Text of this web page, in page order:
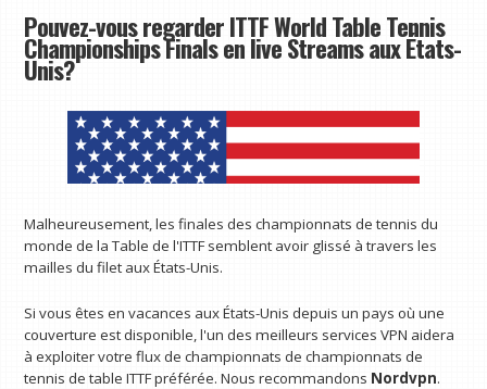
Pouvez-vous regarder ITTF World Table Tennis
Championships Finals en live Streams aux États-
Unis?
Malheureusement, les finales des championnats de tennis du
monde de la Table de l'ITTF semblent avoir glissé à travers les
mailles du filet aux États-Unis.
Si vous êtes en vacances aux États-Unis depuis un pays où une
couverture est disponible, l'un des meilleurs services VPN aidera
à exploiter votre flux de championnats de championnats de
tennis de table ITTF préférée. Nous recommandons Nordvpn.